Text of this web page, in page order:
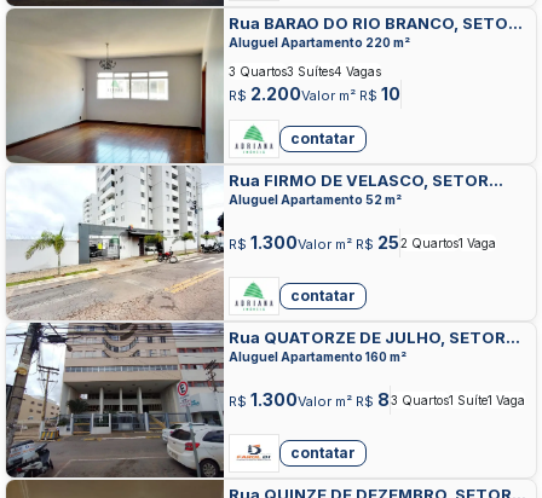
Rua BARAO DO RIO BRANCO, SETOR
CENTRAL, ANAPOLIS
Aluguel Apartamento 220 m²
R$ 2.200Valor m² R$ 10
3 Quartos3 Suítes4 Vagas
contatar
Rua FIRMO DE VELASCO, SETOR
CENTRAL, ANAPOLIS
Aluguel Apartamento 52 m²
R$ 1.300Valor m² R$ 252 Quartos1 Vaga
contatar
Rua QUATORZE DE JULHO, SETOR
CENTRAL, ANAPOLIS
Aluguel Apartamento 160 m²
R$ 1.300Valor m² R$ 83 Quartos1 Suíte1 Vaga
contatar